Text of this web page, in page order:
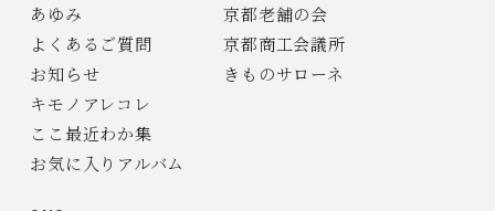
あゆみ
よくあるご質問
お知らせ
キモノアレコレ
ここ最近わか集
お気に入りアルバム
京都老舗の会
京都商工会議所
きものサローネ